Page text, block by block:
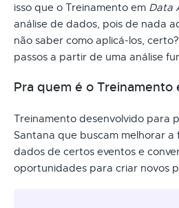
isso que o Treinamento em Data
análise de dados, pois de nada
não saber como aplicá-los,
passos a partir de uma análise
Pra quem é o Treinamento
Treinamento desenvolvido para
Santana que buscam melhorar a
dados de certos eventos e
oportunidades para criar novos